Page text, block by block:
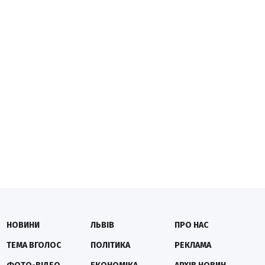
НОВИНИ
ТЕМА ВГОЛОС
ЛЬВІВ
ПОЛІТИКА
ПРО НАС
РЕКЛАМА